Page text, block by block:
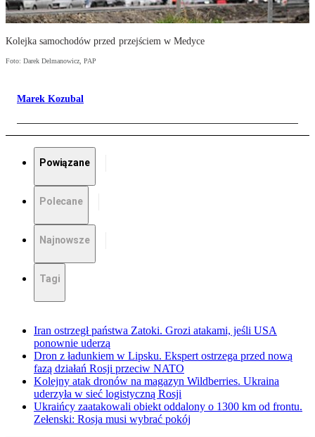
Kolejka samochodów przed przejściem w Medyce
Foto: Darek Delmanowicz, PAP
Marek Kozubal
Powiązane
Polecane
Najnowsze
Tagi
Iran ostrzegł państwa Zatoki. Grozi atakami, jeśli USA
ponownie uderzą
Dron z ładunkiem w Lipsku. Ekspert ostrzega przed nową
fazą działań Rosji przeciw NATO
Kolejny atak dronów na magazyn Wildberries. Ukraina
uderzyła w sieć logistyczną Rosji
Ukraińcy zaatakowali obiekt oddalony o 1300 km od frontu.
Zełenski: Rosja musi wybrać pokój